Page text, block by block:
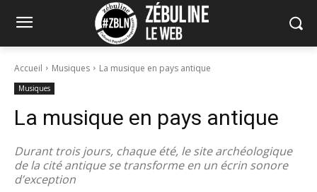
Accueil Musiques La musique en pays antique
Musiques
La musique en pays antique
Durant trois jours, chaque été, le site archéologique
de la cité antique se transforme en un écrin sonore
d’exception